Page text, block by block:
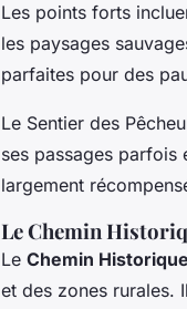
Les points forts
les paysages
parfaites pour des
Le Sentier des
ses passages parfois
largement
Le Chemin
Le Chemin Historique
et des zones rurales.